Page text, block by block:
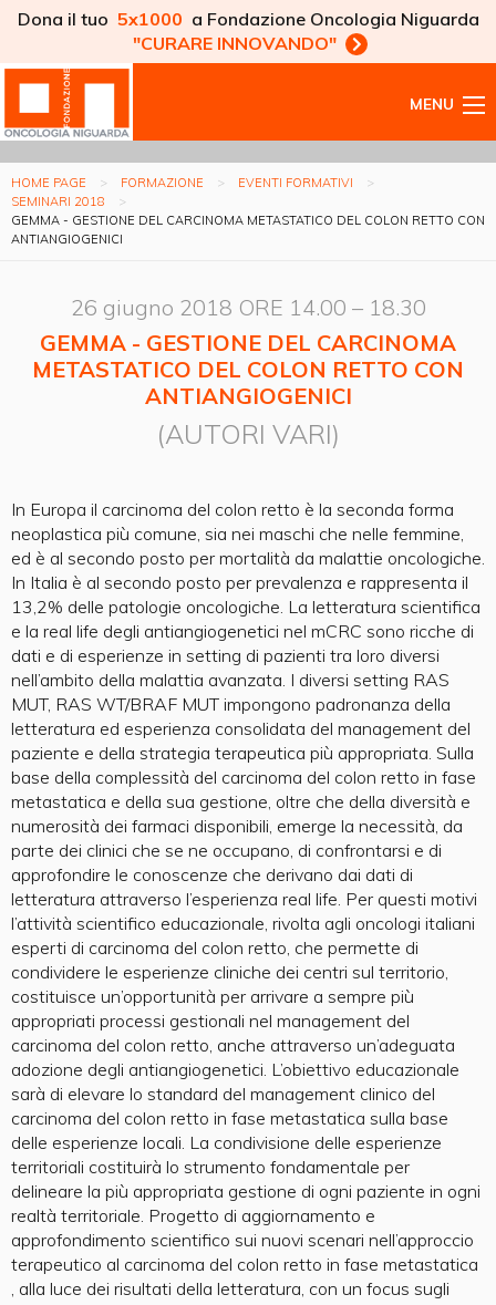
Dona il tuo 5x1000 a Fondazione Oncologia Niguarda
"CURARE INNOVANDO"
MENU
HOME PAGE FORMAZIONE
EVENTI FORMATIVI
SEMINARI 2018
GEMMA - GESTIONE DEL CARCINOMA METASTATICO DEL COLON RETTO CON
ANTIANGIOGENICI
26 giugno 2018 ORE 14.00 – 18.30
GEMMA - GESTIONE DEL CARCINOMA
METASTATICO DEL COLON RETTO CON
ANTIANGIOGENICI
(AUTORI VARI)
In Europa il carcinoma del colon retto è la seconda forma
neoplastica più comune, sia nei maschi che nelle femmine,
ed è al secondo posto per mortalità da malattie oncologiche.
In Italia è al secondo posto per prevalenza e rappresenta il
13,2% delle patologie oncologiche. La letteratura scientifica
e la real life degli antiangiogenetici nel mCRC sono ricche di
dati e di esperienze in setting di pazienti tra loro diversi
nell’ambito della malattia avanzata. I diversi setting RAS
MUT, RAS WT/BRAF MUT impongono padronanza della
letteratura ed esperienza consolidata del management del
paziente e della strategia terapeutica più appropriata. Sulla
base della complessità del carcinoma del colon retto in fase
metastatica e della sua gestione, oltre che della diversità e
numerosità dei farmaci disponibili, emerge la necessità, da
parte dei clinici che se ne occupano, di confrontarsi e di
approfondire le conoscenze che derivano dai dati di
letteratura attraverso l’esperienza real life. Per questi motivi
l’attività scientifico educazionale, rivolta agli oncologi italiani
esperti di carcinoma del colon retto, che permette di
condividere le esperienze cliniche dei centri sul territorio,
costituisce un’opportunità per arrivare a sempre più
appropriati processi gestionali nel management del
carcinoma del colon retto, anche attraverso un’adeguata
adozione degli antiangiogenetici. L’obiettivo educazionale
sarà di elevare lo standard del management clinico del
carcinoma del colon retto in fase metastatica sulla base
delle esperienze locali. La condivisione delle esperienze
territoriali costituirà lo strumento fondamentale per
delineare la più appropriata gestione di ogni paziente in ogni
realtà territoriale. Progetto di aggiornamento e
approfondimento scientifico sui nuovi scenari nell’approccio
terapeutico al carcinoma del colon retto in fase metastatica
, alla luce dei risultati della letteratura, con un focus sugli